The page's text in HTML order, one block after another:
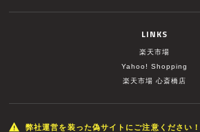
LINKS
楽天市場
Yahoo! Shopping
楽天市場 心斎橋店
弊社運営を装った偽サイトにご注意ください！